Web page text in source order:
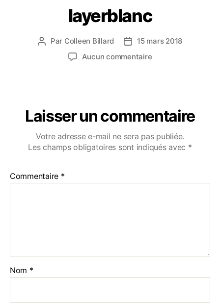
layerblanc
Par Colleen Billard
15 mars 2018
Aucun commentaire
Laisser un commentaire
Votre adresse e-mail ne sera pas publiée.
Les champs obligatoires sont indiqués avec *
Commentaire *
Nom *